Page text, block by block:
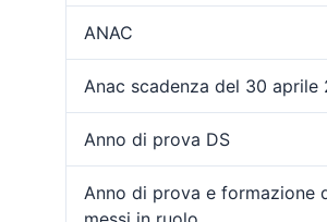
ANAC
Anac scadenza del 30 aprile
Anno di prova DS
Anno di prova e formazione